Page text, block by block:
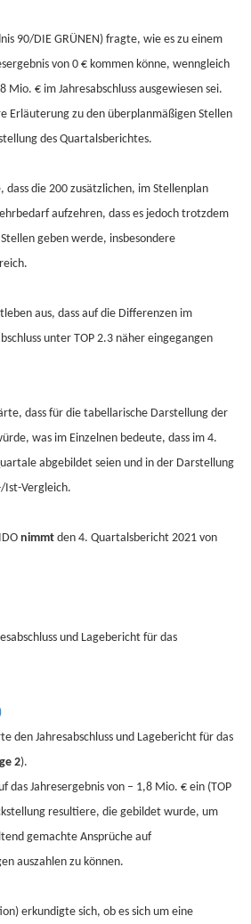
90/DIE GRÜNEN) fragte, wie es zu einem
von 0 € kommen könne, wenngleich
Mio. € im Jahresabschluss ausgewiesen sei.
Erläuterung zu den überplanmäßigen Stellen
des Quartalsberichtes.
die 200 zusätzlichen, im Stellenplan
aufzehren, dass es jedoch trotzdem
geben werde, insbesondere
aus, dass auf die Differenzen im
unter TOP 2.3 näher eingegangen
dass für die tabellarische Darstellung der
was im Einzelnen bedeute, dass im 4.
abgebildet seien und in der Darstellung
Ist-Vergleich.
nimmt den 4. Quartalsbericht 2021 von
und Lagebericht für das
den Jahresabschluss und Lagebericht für das
2).
das Jahresergebnis von – 1,8 Mio. € ein (TOP
resultiere, die gebildet wurde, um
gemachte Ansprüche auf
auszahlen zu können.
erkundigte sich, ob es sich um eine